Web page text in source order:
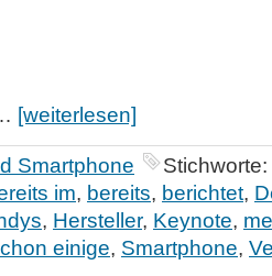
[weiterlesen]
Smartphone
Stichworte:
im, bereits, berichtet,
, Hersteller, Keynote,
einige, Smartphone,